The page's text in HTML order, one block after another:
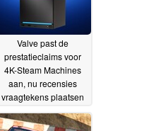
Valve past de
prestatieclaims voor
4K-Steam Machines
aan, nu recensies
vraagtekens plaatsen
26-06-2026